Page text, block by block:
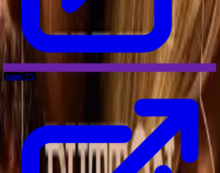
Apple TV